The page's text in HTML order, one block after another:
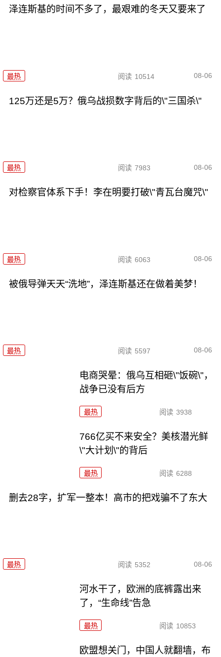
泽连斯基的时间不多了，最艰难的冬天又要来了
最热 阅读 10514 08-06
125万还是5万？俄乌战损数字背后的\"三国杀\"
最热 阅读 7983 08-06
对检察官体系下手！李在明要打破\"青瓦台魔咒\"
最热 阅读 6063 08-06
被俄导弹天天“洗地”，泽连斯基还在做着美梦！
最热 阅读 5597 08-06
电商哭晕：俄乌互相砸\"饭碗\"，
战争已没有后方
最热 阅读 3938
766亿买不来安全？美核潜光鲜
\"大计划\"的背后
最热 阅读 6288
删去28字，扩军一整本！高市的把戏骗不了东大
最热 阅读 5352 08-06
河水干了，欧洲的底裤露出来
了，“生命线”告急
最热 阅读 10853
欧盟想关门，中国人就翻墙，布